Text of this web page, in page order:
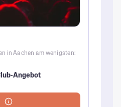
in Aachen am wenigsten:
Angebot